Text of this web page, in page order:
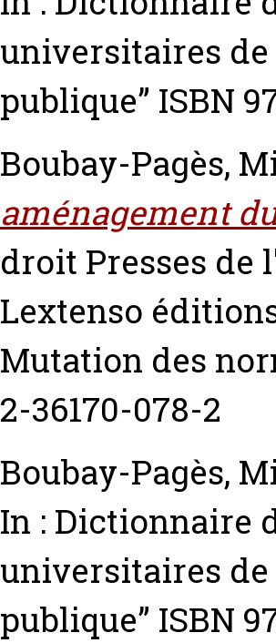
universitaires de
publique” ISBN
Boubay-Pagès,
aménagement
droit Presses de
Lextenso
Mutation des
2-36170-078-2
Boubay-Pagès,
In : Dictionnaire
universitaires de
publique” ISBN